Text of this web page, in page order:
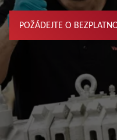
POŽÁDEJTE O